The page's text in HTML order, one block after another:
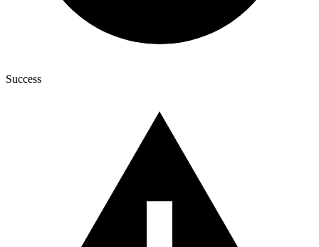
Success